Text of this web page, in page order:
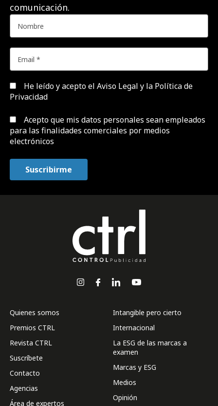
comunicación.
He leído y acepto el Aviso Legal y la Política de
Privacidad
Acepto que mis datos personales sean empleados
para las finalidades comerciales por medios
electrónicos
Quienes somos
Premios CTRL
Revista CTRL
Suscríbete
Contacto
Agencias
Área de expertos
Intangible pero cierto
Internacional
La ESG de las marcas a
examen
Marcas y ESG
Medios
Opinión